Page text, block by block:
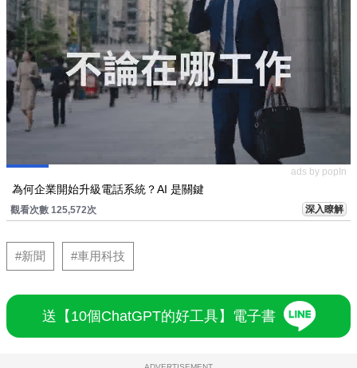
ads by popIn
為何企業開始升級電話系統？AI 是關鍵
觀看次數 125,572次 深入瞭解
#新聞 #車用科技
送【10個ChatGPT的好工具】電子書